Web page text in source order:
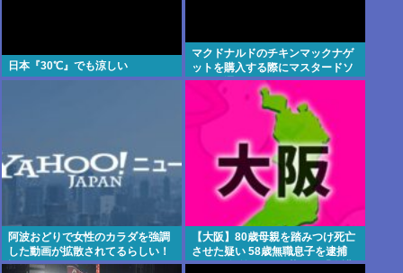
日本『30℃』でも涼しい
マクドナルドのチキンマックナゲ
ットを購入する際にマスタードソ
ースを選ぶやつ、ゲェジだった
阿波おどりで女性のカラダを強調
した動画が拡散されてるらしい！
許せないなこれ
【大阪】80歳母親を踏みつけ死亡
させた疑い 58歳無職息子を逮捕
13～14年前から2人暮らし「介護